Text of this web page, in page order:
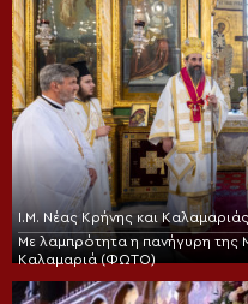
Ι.Μ. Νέας Κρήνης και Καλαμαριάς
Με λαμπρότητα η πανήγυρη
Καλαμαριά (ΦΩΤΟ)